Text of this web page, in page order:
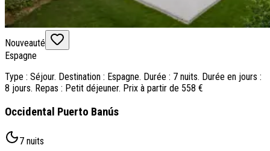
Nouveauté
Espagne
Type : Séjour. Destination : Espagne. Durée : 7 nuits. Durée en jours :
8 jours. Repas : Petit déjeuner. Prix à partir de 558 €
Occidental Puerto Banús
7 nuits